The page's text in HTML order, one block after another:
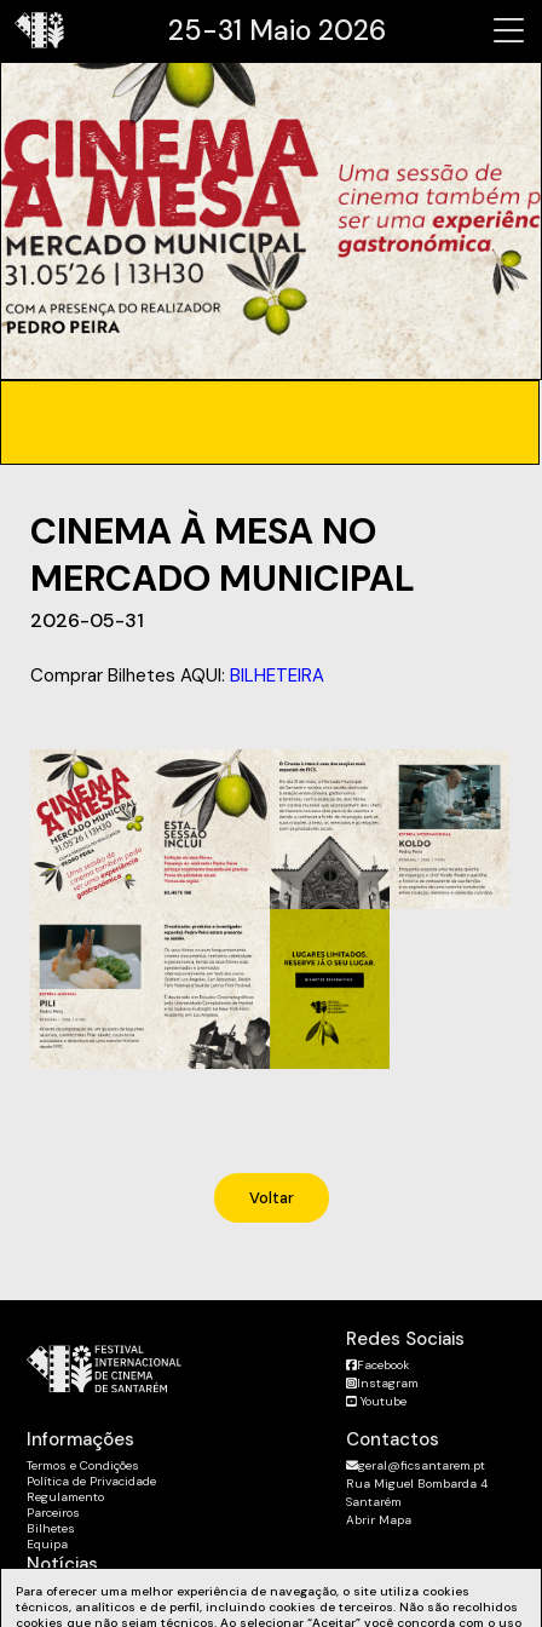
25-31 Maio 2026
CINEMA À MESA NO
MERCADO MUNICIPAL
2026-05-31
Comprar Bilhetes AQUI: BILHETEIRA
Voltar
Para oferecer uma melhor experiência de navegação, o site utiliza cookies
técnicos, analíticos e de perfil, incluindo cookies de terceiros. Não são recolhidos
cookies que não sejam técnicos. Ao selecionar “Aceitar” você concorda com o uso
Contactos
geral@ficsantarem.pt
Rua Miguel Bombarda 4
Santarém
Abrir Mapa
Informações
Termos e Condições
Política de Privacidade
Regulamento
Parceiros
Bilhetes
Equipa
Redes Sociais
Facebook
Instagram
Youtube
Notícias
Subscreva a Newsletter
Fique a par das nossas novidades, workshops e muito mais.